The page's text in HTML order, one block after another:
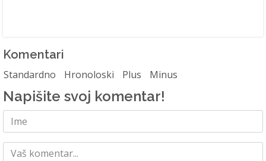
Komentari
Standardno Hronoloski Plus Minus
Napišite svoj komentar!